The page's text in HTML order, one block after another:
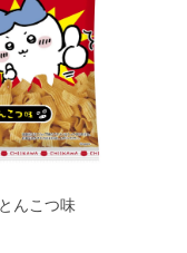
んこつ味